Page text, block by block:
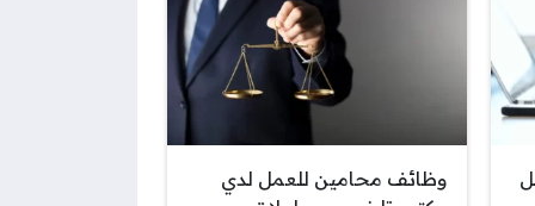
وظائف محامين للعمل لدي